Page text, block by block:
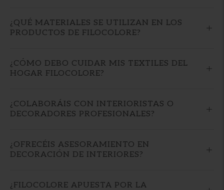
¿QUÉ MATERIALES SE UTILIZAN EN LOS
PRODUCTOS DE FILOCOLORE?
¿CÓMO DEBO CUIDAR MIS TEXTILES DEL
HOGAR FILOCOLORE?
¿COLABORÁIS CON INTERIORISTAS O
DECORADORES PROFESIONALES?
¿OFRECÉIS ASESORAMIENTO EN
DECORACIÓN DE INTERIORES?
¿FILOCOLORE APUESTA POR LA